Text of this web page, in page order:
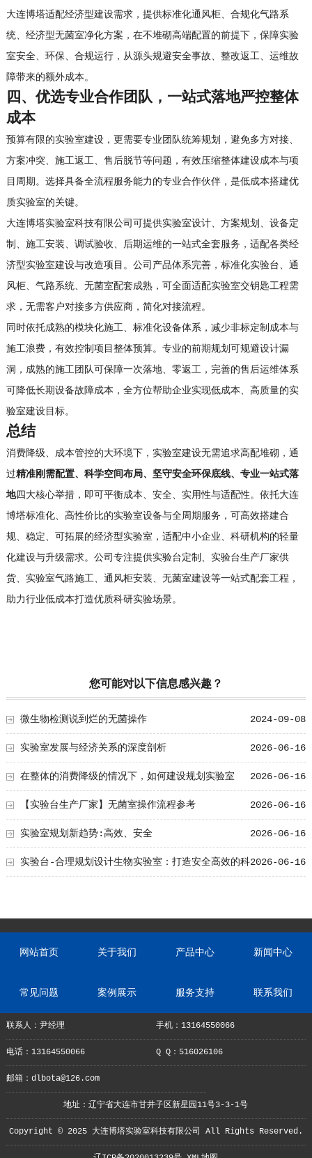
大连博塔适配经济型建设需求，提供标准化通风柜、合规化气路系
统、经济型无菌室净化方案，在不堆砌高端配置的前提下，保障实验
室安全、环保、合规运行，从源头规避安全事故、整改返工、运维故
障带来的额外成本。
四、优选专业合作团队，一站式落地严控整体
成本
预算有限的实验室建设，更需要专业团队统筹规划，避免多方对接、
方案冲突、施工返工、售后脱节等问题，有效压缩整体建设成本与项
目周期。选择具备全流程服务能力的专业合作伙伴，是低成本搭建优
质实验室的关键。
大连博塔实验室科技有限公司可提供实验室设计、方案规划、设备定
制、施工安装、调试验收、后期运维的一站式全套服务，适配各类经
济型实验室建设与改造项目。公司产品体系完善，标准化实验台、通
风柜、气路系统、无菌室配套成熟，可全面适配实验室交钥匙工程需
求，无需客户对接多方供应商，简化对接流程。
同时依托成熟的模块化施工、标准化设备体系，减少非标定制成本与
施工浪费，有效控制项目整体预算。专业的前期规划可规避设计漏
洞，成熟的施工团队可保障一次落地、零返工，完善的售后运维体系
可降低长期设备故障成本，全方位帮助企业实现低成本、高质量的实
验室建设目标。
总结
消费降级、成本管控的大环境下，实验室建设无需追求高配堆砌，通
过精准刚需配置、科学空间布局、坚守安全环保底线、专业一站式落
地四大核心举措，即可平衡成本、安全、实用性与适配性。依托大连
博塔标准化、高性价比的实验室设备与全周期服务，可高效搭建合
规、稳定、可拓展的经济型实验室，适配中小企业、科研机构的轻量
化建设与升级需求。公司专注提供实验台定制、实验台生产厂家供
货、实验室气路施工、通风柜安装、无菌室建设等一站式配套工程，
助力行业低成本打造优质科研实验场景。
您可能对以下信息感兴趣？
2024-09-08
微生物检测说到烂的无菌操作
2026-06-16
实验室发展与经济关系的深度剖析
2026-06-16
在整体的消费降级的情况下，如何建设规划实验室
2026-06-16
【实验台生产厂家】无菌室操作流程参考
2026-06-16
实验室规划新趋势:高效、安全
2026-06-16
实验台-合理规划设计生物实验室：打造安全高效的科
网站首页 关于我们 产品中心 新闻中心
常见问题 案例展示 服务支持 联系我们
联系人：尹经理 手机：13164550066
电话：13164550066 Q Q：516026106
邮箱：dlbota@126.com
地址：辽宁省大连市甘井子区新星园11号3-3-1号
Copyright © 2025 大连博塔实验室科技有限公司 All Rights Reserved.